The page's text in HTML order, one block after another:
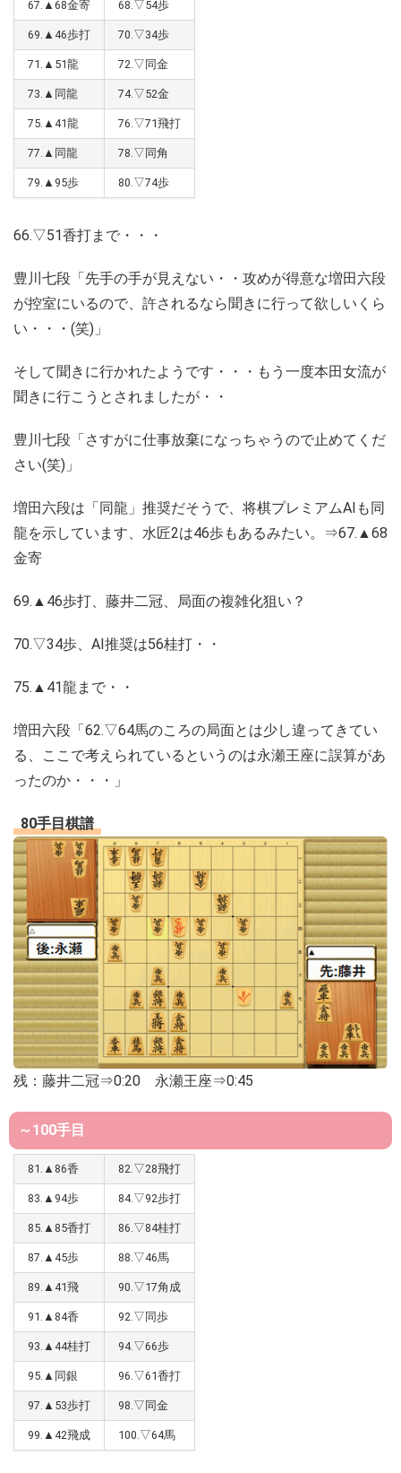
67.▲68金寄 68.▽54歩
69.▲46歩打 70.▽34歩
71.▲51龍 72.▽同金
73.▲同龍 74.▽52金
75.▲41龍 76.▽71飛打
77.▲同龍 78.▽同角
79.▲95歩 80.▽74歩
66.▽51香打まで・・・
豊川七段「先手の手が見えない・・攻めが得意な増田六段
が控室にいるので、許されるなら聞きに行って欲しいくら
い・・・(笑)」
そして聞きに行かれたようです・・・もう一度本田女流が
聞きに行こうとされましたが・・
豊川七段「さすがに仕事放棄になっちゃうので止めてくだ
さい(笑)」
増田六段は「同龍」推奨だそうで、将棋プレミアムAIも同
龍を示しています、水匠2は46歩もあるみたい。⇒67.▲68
金寄
69.▲46歩打、藤井二冠、局面の複雑化狙い？
70.▽34歩、AI推奨は56桂打・・
75.▲41龍まで・・
増田六段「62.▽64馬のころの局面とは少し違ってきてい
る、ここで考えられているというのは永瀬王座に誤算があ
ったのか・・・」
80手目棋譜
残：藤井二冠⇒0:20 永瀬王座⇒0:45
～100手目
81.▲86香 82.▽28飛打
83.▲94歩 84.▽92歩打
85.▲85香打 86.▽84桂打
87.▲45歩 88.▽46馬
89.▲41飛 90.▽17角成
91.▲84香 92.▽同歩
93.▲44桂打 94.▽66歩
95.▲同銀 96.▽61香打
97.▲53歩打 98.▽同金
99.▲42飛成 100.▽64馬